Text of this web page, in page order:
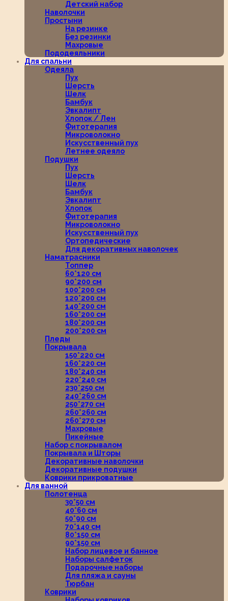
Детский набор
Наволочки
Простыни
На резинке
Без резинки
Махровые
Пододеяльники
Для спальни
Одеяла
Пух
Шерсть
Шелк
Бамбук
Эвкалипт
Хлопок / Лен
Фитотерапия
Микроволокно
Искусственный пух
Летнее одеяло
Подушки
Пух
Шерсть
Шелк
Бамбук
Эвкалипт
Хлопок
Фитотерапия
Микроволокно
Искусственный пух
Ортопедические
Для декоративных наволочек
Наматрасники
Топпер
60*120 см
90*200 см
100*200 см
120*200 см
140*200 см
160*200 см
180*200 см
200*200 см
Пледы
Покрывала
150*220 см
160*220 см
180*240 см
220*240 см
230*250 см
240*260 см
250*270 см
260*260 см
260*270 см
Махровые
Пикейные
Набор с покрывалом
Покрывала и Шторы
Декоративные наволочки
Декоративные подушки
Коврики прикроватные
Для ванной
Полотенца
30*50 см
40*60 см
50*90 см
70*140 см
80*150 см
90*150 см
Набор лицевое и банное
Наборы салфеток
Подарочные наборы
Для пляжа и сауны
Тюрбан
Коврики